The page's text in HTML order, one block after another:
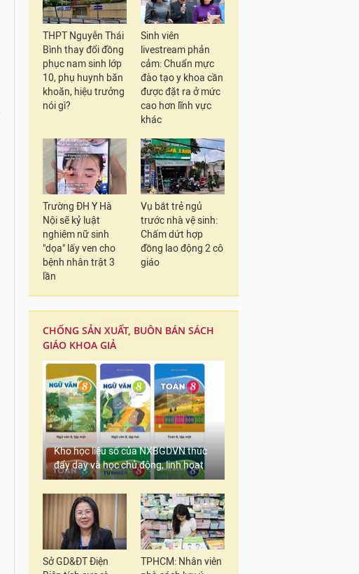
THPT Nguyễn Thái
Bình thay đổi đồng
phục nam sinh lớp
10, phụ huynh băn
khoăn, hiệu trưởng
nói gì?
Sinh viên
livestream phản
cảm: Chuẩn mực
đào tạo y khoa cần
được đặt ra ở mức
cao hơn lĩnh vực
khác
Trường ĐH Y Hà
Nội sẽ kỷ luật
nghiêm nữ sinh
"dọa" lấy ven cho
bệnh nhân trật 3
lần
Vụ bắt trẻ ngủ
trước nhà vệ sinh:
Chấm dứt hợp
đồng lao động 2 cô
giáo
CHỐNG SẢN XUẤT, BUÔN BÁN SÁCH
GIÁO KHOA GIẢ
Kho học liệu số của NXBGDVN thúc
đẩy dạy và học chủ động, linh hoạt
Sở GD&ĐT Điện
TPHCM: Nhân viên